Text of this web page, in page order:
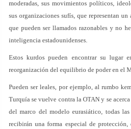
moderadas, sus movimientos políticos,
sus organizaciones sufís, que representan
que pueden ser llamados razonables y no
inteligencia estadounidenses.
Estos kurdos pueden encontrar su lugar
reorganización del equilibrio de poder en el
Pueden ser leales, por ejemplo, al rumbo
Turquía se vuelve contra la OTAN y se
del marco del modelo eurasiático, todas
recibirán una forma especial de